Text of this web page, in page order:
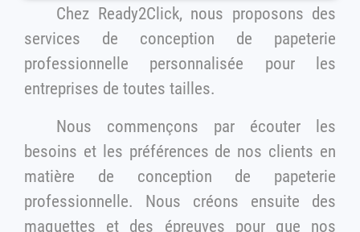
Chez Ready2Click, nous proposons des
services de conception de papeterie
professionnelle personnalisée pour les
entreprises de toutes tailles.
Nous commençons par écouter les
besoins et les préférences de nos clients en
matière de conception de papeterie
professionnelle. Nous créons ensuite des
maquettes et des épreuves pour que nos